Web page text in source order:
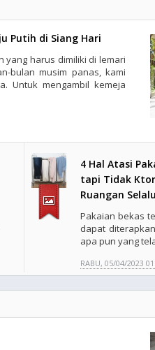
Putih di Siang Hari
yang harus dimiliki di lemari
bulan musim panas, kami
Untuk mengambil kemeja
4 Hal Atasi
tapi Tidak
Ruangan
Pakaian bekas
dapat
apa pun yang
RABU, 05/04/2023